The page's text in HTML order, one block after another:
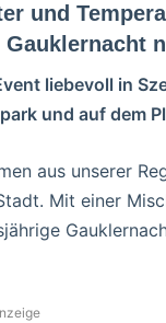
und
liebevoll in
und auf dem
aus unserer
Mit einer